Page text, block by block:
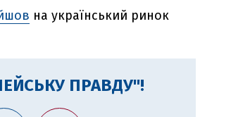
на український ринок
ПРАВДУ"!